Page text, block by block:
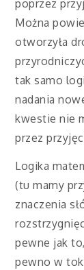
poprzez
Można
otworzyła
tak samo
nadania
kwestie nie
przez
Logika
(tu mamy
znaczenia
pewne jak
pewno w